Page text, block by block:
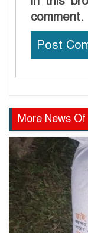
comment.
More News